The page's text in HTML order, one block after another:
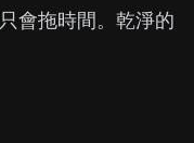
會拖時間。乾淨的